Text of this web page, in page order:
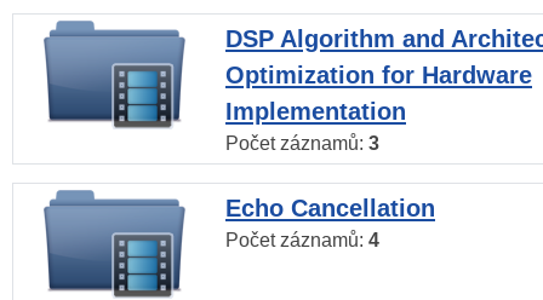
DSP Algorithm and
Optimization for Hardware
Implementation
Počet záznamů: 3
Echo Cancellation
Počet záznamů: 4